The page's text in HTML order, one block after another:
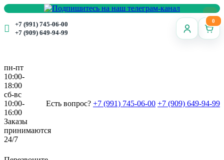
+7 (991) 745-06-00
+7 (909) 649-94-99
0
пн-пт
10:00-
18:00
сб-вс
10:00-
16:00
Заказы
принимаются
24/7
Есть вопрос? +7 (991) 745-06-00 +7 (909) 649-94-99